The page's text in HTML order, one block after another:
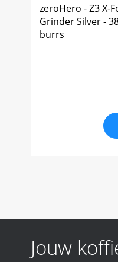
zeroHero - Z3 X-
Grinder Silver -
burrs
Jouw